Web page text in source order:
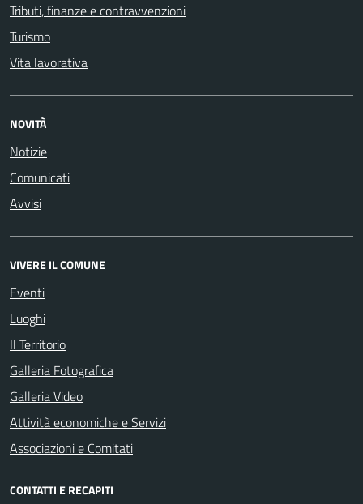
Tributi, finanze e contravvenzioni
Turismo
Vita lavorativa
NOVITÀ
Notizie
Comunicati
Avvisi
VIVERE IL COMUNE
Eventi
Luoghi
Il Territorio
Galleria Fotografica
Galleria Video
Attività economiche e Servizi
Associazioni e Comitati
CONTATTI E RECAPITI